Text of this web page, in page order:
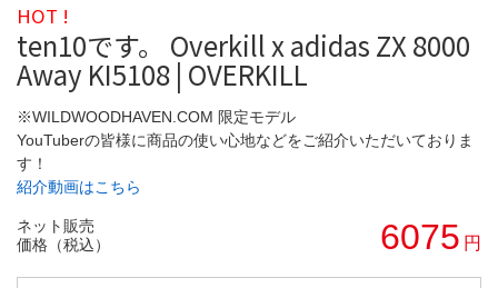
HOT !
ten10です。 Overkill x adidas ZX 8000
Away KI5108 | OVERKILL
※WILDWOODHAVEN.COM 限定モデル
YouTuberの皆様に商品の使い心地などをご紹介いただいておりま
す！
紹介動画はこちら
ネット販売
価格（税込）
6075 円